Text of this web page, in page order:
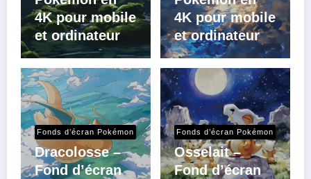
4K pour mobile
et ordinateur
4K pour mobile
et ordinateur
Fonds d’écran Pokémon
Dracolosse –
Fond d’écran
Fonds d’écran Pokémon
Osselait –
Fond d’écran